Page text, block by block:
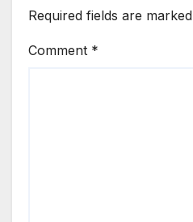
Required fields are marked
Comment *